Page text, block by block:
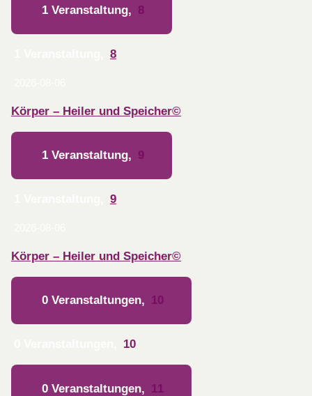
1 Veranstaltung, 8
8
Körper – Heiler und Speicher©
1 Veranstaltung, 9
9
Körper – Heiler und Speicher©
0 Veranstaltungen, 10
10
0 Veranstaltungen, 11